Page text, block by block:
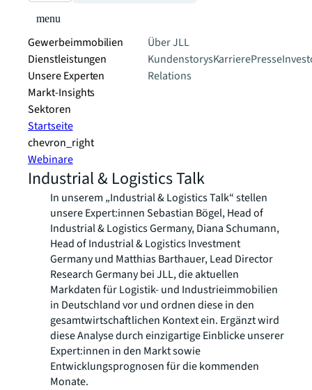
menu
Gewerbeimmobilien
Dienstleistungen
Unsere Experten
Markt-Insights
Sektoren​
Über JLL
KundenstorysKarrierePresse
Relations
Startseite
chevron_right
Webinare
Industrial & Logistics Talk
In unserem „Industrial & Logistics Talk“ stellen
unsere Expert:innen Sebastian Bögel, Head of
Industrial & Logistics Germany, Diana Schumann,
Head of Industrial & Logistics Investment
Germany und Matthias Barthauer, Lead Director
Research Germany bei JLL, die aktuellen
Markdaten für Logistik- und Industrieimmobilien
in Deutschland vor und ordnen diese in den
gesamtwirtschaftlichen Kontext ein. Ergänzt wird
diese Analyse durch einzigartige Einblicke unserer
Expert:innen in den Markt sowie
Entwicklungsprognosen für die kommenden
Monate.